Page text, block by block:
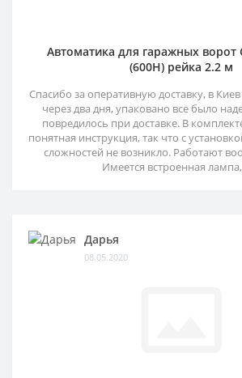
Автоматика для гаражных ворот
(600H) рейка 2.2 м
Спасибо за оперативную доставку, в
через два дня, упаковано все было
повредилось при доставке. В
понятная инструкция, так что с
сложностей не возникло. Работают
Имеется встроенная
Дарья
08.05.2020